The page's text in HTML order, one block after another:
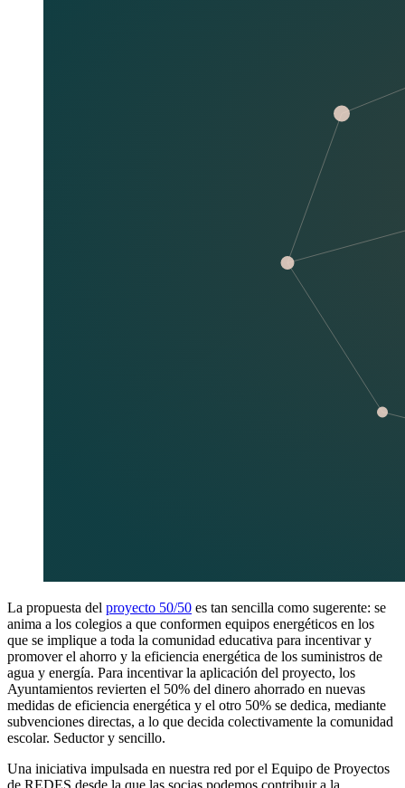
La propuesta del proyecto 50/50 es tan sencilla como sugerente: se
anima a los colegios a que conformen equipos energéticos en los
que se implique a toda la comunidad educativa para incentivar y
promover el ahorro y la eficiencia energética de los suministros de
agua y energía. Para incentivar la aplicación del proyecto, los
Ayuntamientos revierten el 50% del dinero ahorrado en nuevas
medidas de eficiencia energética y el otro 50% se dedica, mediante
subvenciones directas, a lo que decida colectivamente la comunidad
escolar. Seductor y sencillo.
Una iniciativa impulsada en nuestra red por el Equipo de Proyectos
de REDES desde la que las socias podemos contribuir a la